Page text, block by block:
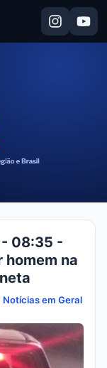
- 08:35 -
homem na
Notícias em Geral